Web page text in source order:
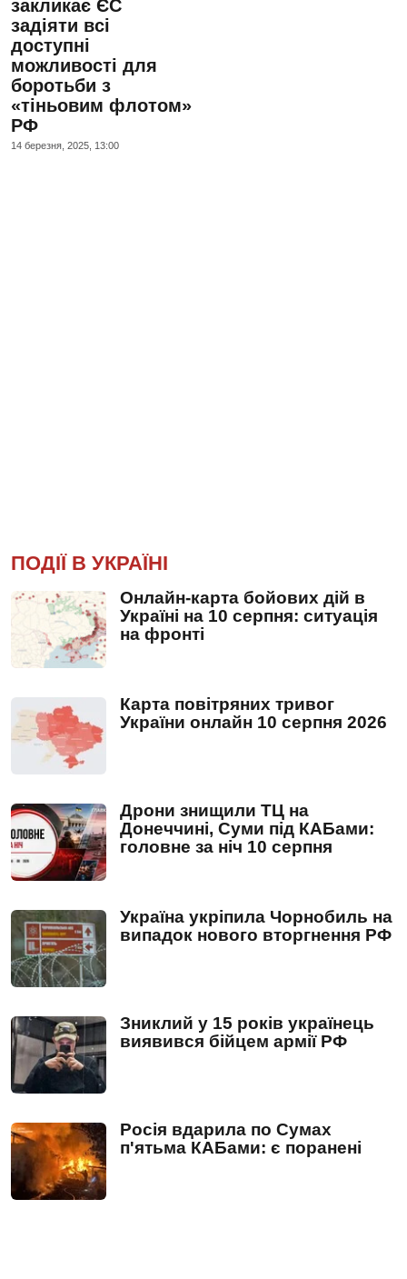
закликає ЄС
задіяти всі
доступні
можливості для
боротьби з
«тіньовим флотом»
РФ
14 березня, 2025, 13:00
ПОДІЇ В УКРАЇНІ
Онлайн-карта бойових дій в
Україні на 10 серпня: ситуація
на фронті
Карта повітряних тривог
України онлайн 10 серпня 2026
Дрони знищили ТЦ на
Донеччині, Суми під КАБами:
головне за ніч 10 серпня
Україна укріпила Чорнобиль на
випадок нового вторгнення РФ
Зниклий у 15 років українець
виявився бійцем армії РФ
Росія вдарила по Сумах
п'ятьма КАБами: є поранені